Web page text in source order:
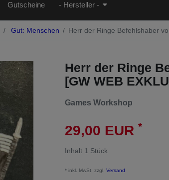
Gutscheine - Hersteller -
Gut: Menschen Herr der Ringe Befehlshaber
Herr der Ringe
[GW WEB
Games Workshop
29,00 EUR *
Inhalt 1 Stück
* inkl. MwSt. zzgl. Versand